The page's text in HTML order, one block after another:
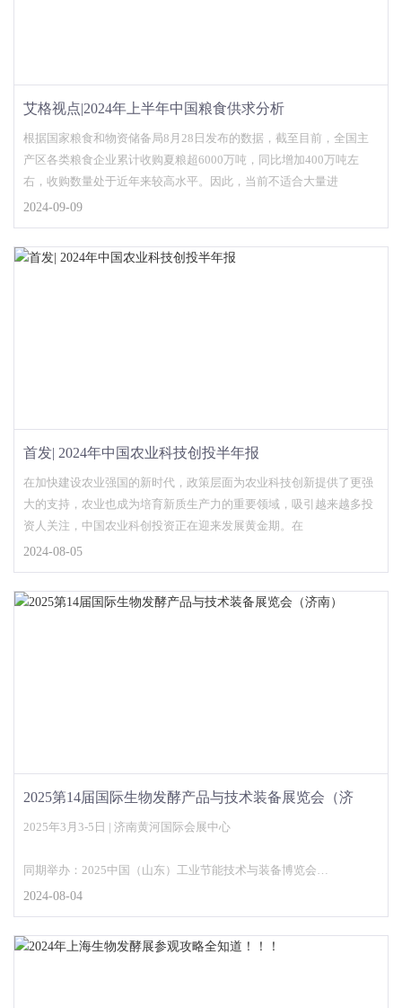
艾格视点|2024年上半年中国粮食供求分析
根据国家粮食和物资储备局8月28日发布的数据，截至目前，全国主
产区各类粮食企业累计收购夏粮超6000万吨，同比增加400万吨左
右，收购数量处于近年来较高水平。因此，当前不适合大量进
2024-09-09
首发| 2024年中国农业科技创投半年报
在加快建设农业强国的新时代，政策层面为农业科技创新提供了更强
大的支持，农业也成为培育新质生产力的重要领域，吸引越来越多投
资人关注，中国农业科创投资正在迎来发展黄金期。在
2024-08-05
2025第14届国际生物发酵产品与技术装备展览会（济
南）
2025年3月3-5日 | 济南黄河国际会展中心
同期举办：2025中国（山东）工业节能技术与装备博览会
主办单位：中国生物发酵产业协会
2024-08-04